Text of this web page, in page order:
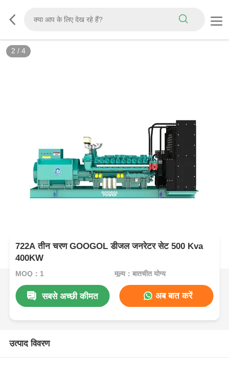
2 / 4
722A तीन चरण GOOGOL डीजल जनरेटर सेट 500 Kva
400KW
MOQ：1 मूल्य：बातचीत योग्य
सबसे अच्छी कीमत अब बात करें
उत्पाद विवरण